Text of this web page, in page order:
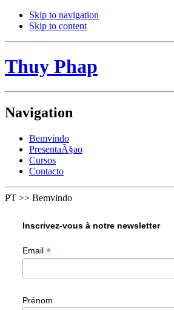
Skip to navigation
Skip to content
Thuy Phap
Navigation
Bemvindo
PresentaÃ§ao
Cursos
Contacto
PT >> Bemvindo
Inscrivez-vous à notre newsletter
Email *
Prénom